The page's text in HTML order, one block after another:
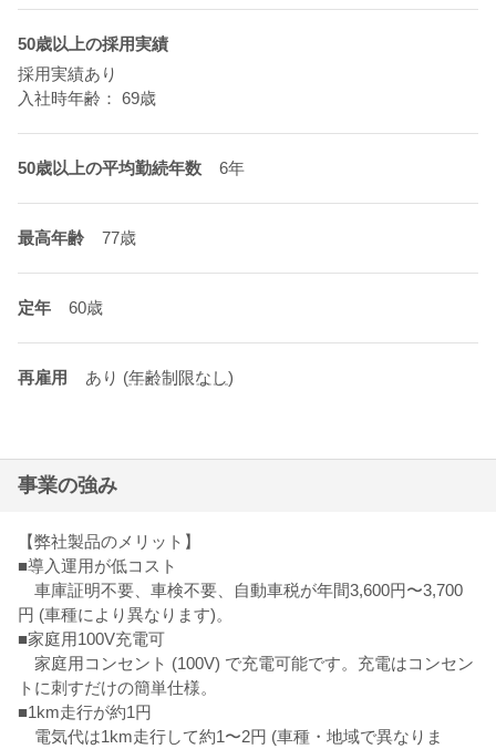
50歳以上の採用実績
採用実績あり
入社時年齢： 69歳
50歳以上の平均勤続年数 6年
最高年齢 77歳
定年 60歳
再雇用 あり (年齢制限なし)
事業の強み
【弊社製品のメリット】
■導入運用が低コスト
車庫証明不要、車検不要、自動車税が年間3,600円〜3,700
円 (車種により異なります)。
■家庭用100V充電可
家庭用コンセント (100V) で充電可能です。充電はコンセン
トに刺すだけの簡単仕様。
■1km走行が約1円
電気代は1km走行して約1〜2円 (車種・地域で異なりま